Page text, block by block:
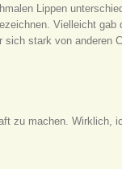
Lippen
Vielleicht
stark von anderen
zu machen. Wirklich,